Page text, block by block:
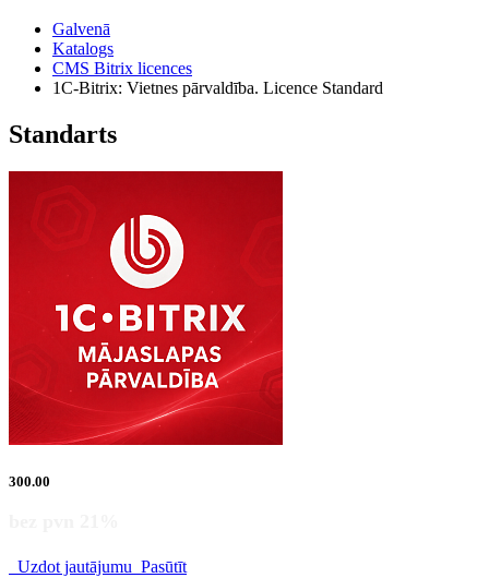
Galvenā
Katalogs
CMS Bitrix licences
1C-Bitrix: Vietnes pārvaldība. Licence Standard
Standarts
300.00
Uzdot jautājumu Pasūtīt